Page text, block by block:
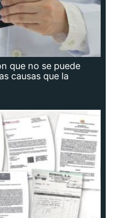
que no se puede
causas que la